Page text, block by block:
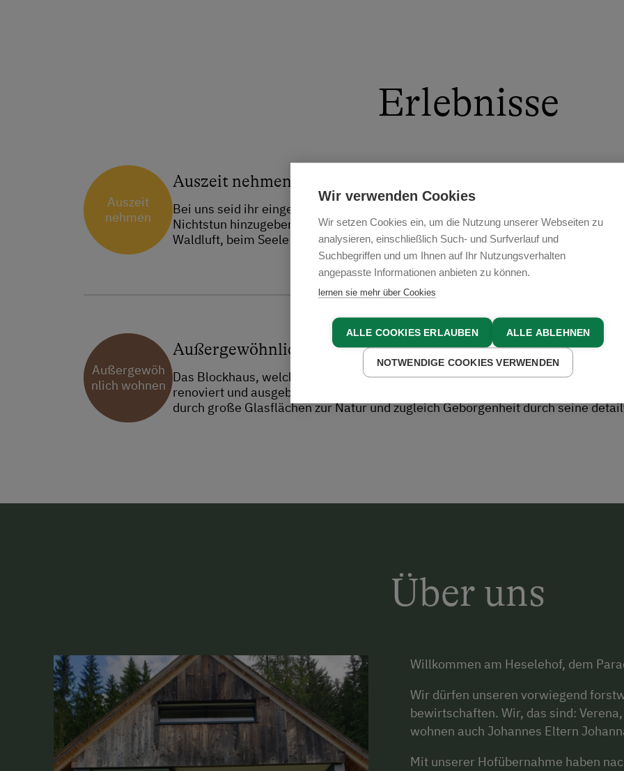
Erlebnisse
Auszeit
nehmen
Auszeit nehmen
Bei uns seid ihr eingeladen, euch inmitten von grünem Wald und Wiesen in
Nichtstun hinzugeben. Zahlreiche Ruheplätze laden zum Entspannen ein, sei
Waldluft, beim Seele baumeln lassen in der Hängematte, beim Rauschen
Außergewöh
nlich wohnen
Außergewöhnlich Wohnen
Das Blockhaus, welches einst ein Teil vom eigentlichen Bauernhaus war,
renoviert und ausgebaut und mit modernen Elementen zu neuem Leben
durch große Glasflächen zur Natur und zugleich Geborgenheit durch seine
Über uns
Willkommen am Heselehof, dem
Wir dürfen unseren vorwiegend
bewirtschaften. Wir, das sind:
wohnen auch Johannes Eltern
Mit unserer Hofübernahme haben
Wir verwenden Cookies
Wir setzen Cookies ein, um die Nutzung unserer Webseiten zu
analysieren, einschließlich Such- und Surfverlauf und
Suchbegriffen und um Ihnen auf Ihr Nutzungsverhalten
angepasste Informationen anbieten zu können.
lernen sie mehr über Cookies
ALLE COOKIES ERLAUBEN ALLE ABLEHNEN
NOTWENDIGE COOKIES VERWENDEN